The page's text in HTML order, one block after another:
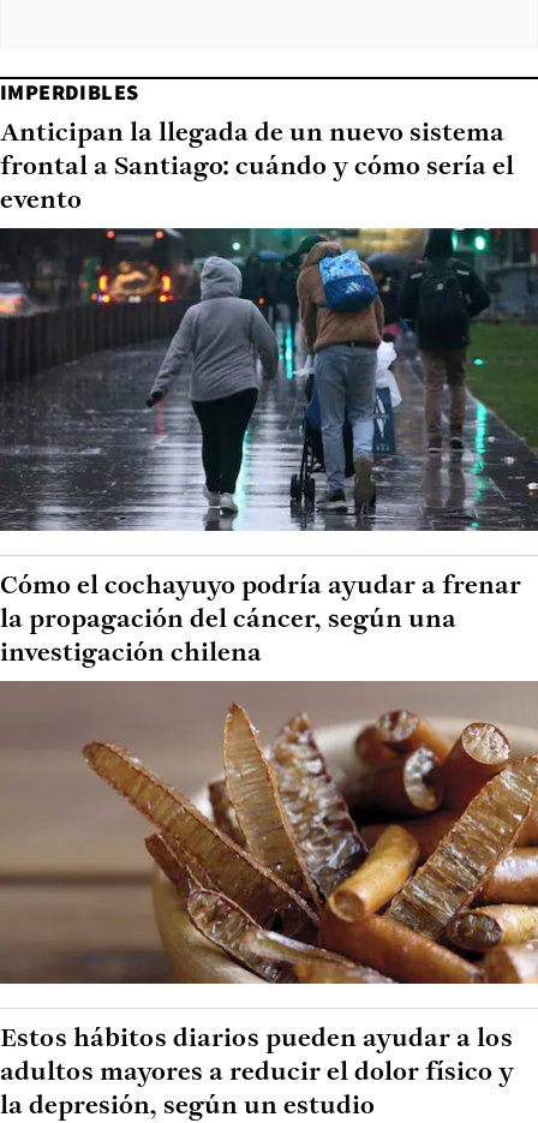
IMPERDIBLES
Anticipan la llegada de un nuevo sistema
frontal a Santiago: cuándo y cómo sería el
evento
Cómo el cochayuyo podría ayudar a frenar
la propagación del cáncer, según una
investigación chilena
Estos hábitos diarios pueden ayudar a los
adultos mayores a reducir el dolor físico y
la depresión, según un estudio